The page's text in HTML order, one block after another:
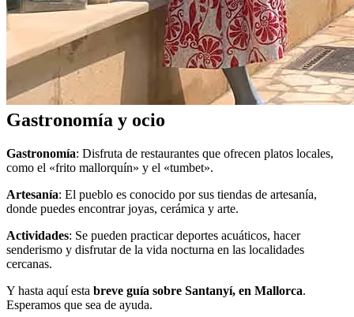
Gastronomía y ocio
Gastronomía: Disfruta de restaurantes que ofrecen platos locales,
como el «frito mallorquín» y el «tumbet».
Artesanía: El pueblo es conocido por sus tiendas de artesanía,
donde puedes encontrar joyas, cerámica y arte.
Actividades: Se pueden practicar deportes acuáticos, hacer
senderismo y disfrutar de la vida nocturna en las localidades
cercanas.
Y hasta aquí esta breve guía sobre Santanyí, en Mallorca.
Esperamos que sea de ayuda.